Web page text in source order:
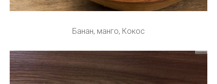
Банан, манго, Кокос